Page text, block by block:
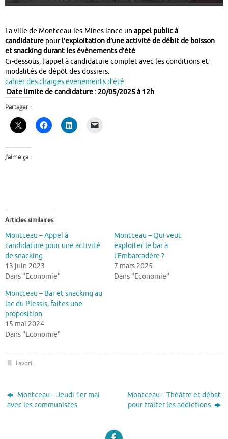
La ville de Montceau-les-Mines lance un appel public à
candidature pourl’exploitation d’une activité de débit de boisson
et snacking durant les évènements d’été.
Ci-dessous, l’appel à candidature complet avec les conditions et
modalités de dépôt des dossiers.
cahier des charges evenements d’été
Date limite de candidature : 20/05/2025 à 12h
Partager :
J’aime ça :
Articles similaires
Montceau – Appel à
candidature pour une activité
de snacking
13 juin 2023
Dans "Economie"
Montceau – Qui veut
exploiter le bar à
l’Embarcadère ?
7 mars 2025
Dans "Economie"
Montceau – Bar et snacking au
lac du Plessis, faites une
proposition
15 mai 2024
Dans "Economie"
Favori.
Montceau – Jeudi 1er mai
avec les communistes
Montceau – Théâtre et débat
pour traiter les addictions